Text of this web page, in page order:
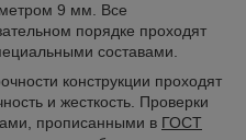
9 мм. Все
порядке проходят
составами.
конструкции проходят
и жесткость. Проверки
прописанными в ГОСТ